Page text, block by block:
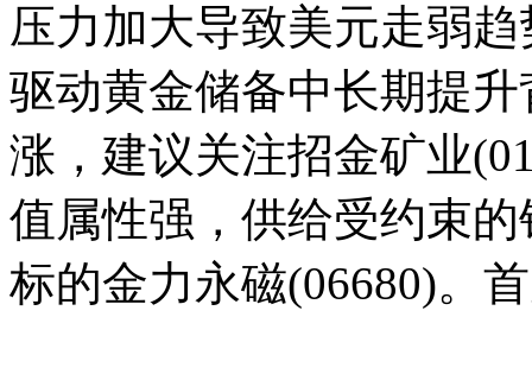
压力加大导致美元走弱
驱动黄金储备中长期提
涨，建议关注招金矿业
值属性强，供给受约束
标的金力永磁(06680)。